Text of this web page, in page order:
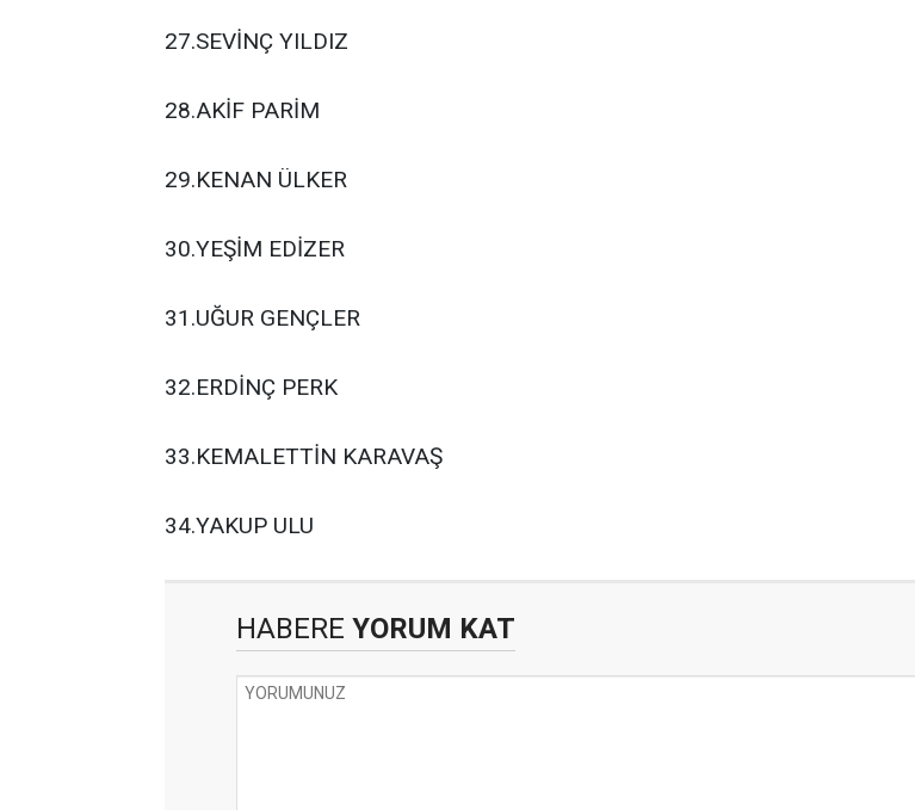
27.SEVİNÇ YILDIZ
28.AKİF PARİM
29.KENAN ÜLKER
30.YEŞİM EDİZER
31.UĞUR GENÇLER
32.ERDİNÇ PERK
33.KEMALETTİN KARAVAŞ
34.YAKUP ULU
HABERE YORUM KAT